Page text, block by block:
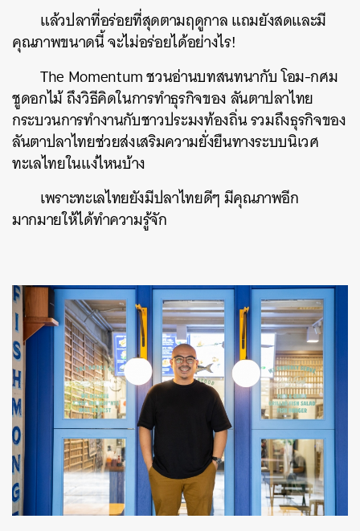
แล้วปลาที่อร่อยที่สุดตามฤดูกาล แถมยังสดและมี
คุณภาพขนาดนี้ จะไม่อร่อยได้อย่างไร!
The Momentum ชวนอ่านบทสนทนากับโอม-กศม
ชูดอกไม้ ถึงวิธีคิดในการทำธุรกิจของลันตาปลาไทย
กระบวนการทำงานกับชาวประมงท้องถิ่น รวมถึงธุรกิจของ
ลันตาปลาไทยช่วยส่งเสริมความยั่งยืนทางระบบนิเวศ
ทะเลไทยในแง่ไหนบ้าง
เพราะทะเลไทยยังมีปลาไทยดีๆ มีคุณภาพอีก
มากมายให้ได้ทำความรู้จัก